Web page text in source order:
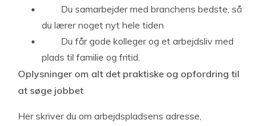
Du samarbejder med branchens bedste, så
du lærer noget nyt hele tiden
Du får gode kolleger og et arbejdsliv med
plads til familie og fritid.
Oplysninger om alt det praktiske og opfordring til
at søge jobbet
Her skriver du om arbejdspladsens adresse,